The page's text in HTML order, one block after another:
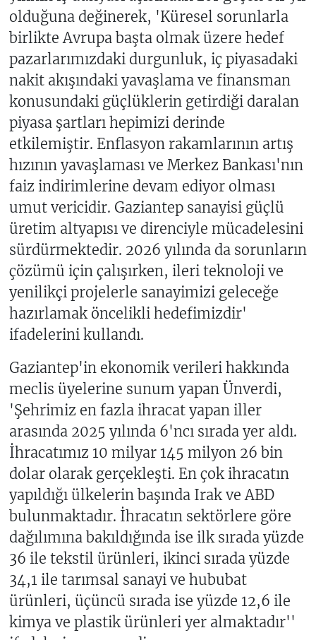
olduğuna değinerek, 'Küresel sorunlarla
birlikte Avrupa başta olmak üzere hedef
pazarlarımızdaki durgunluk, iç piyasadaki
nakit akışındaki yavaşlama ve finansman
konusundaki güçlüklerin getirdiği daralan
piyasa şartları hepimizi derinde
etkilemiştir. Enflasyon rakamlarının artış
hızının yavaşlaması ve Merkez Bankası'nın
faiz indirimlerine devam ediyor olması
umut vericidir. Gaziantep sanayisi güçlü
üretim altyapısı ve direnciyle mücadelesini
sürdürmektedir. 2026 yılında da sorunların
çözümü için çalışırken, ileri teknoloji ve
yenilikçi projelerle sanayimizi geleceğe
hazırlamak öncelikli hedefimizdir'
ifadelerini kullandı.
Gaziantep'in ekonomik verileri hakkında
meclis üyelerine sunum yapan Ünverdi,
'Şehrimiz en fazla ihracat yapan iller
arasında 2025 yılında 6'ncı sırada yer aldı.
İhracatımız 10 milyar 145 milyon 26 bin
dolar olarak gerçekleşti. En çok ihracatın
yapıldığı ülkelerin başında Irak ve ABD
bulunmaktadır. İhracatın sektörlere göre
dağılımına bakıldığında ise ilk sırada yüzde
36 ile tekstil ürünleri, ikinci sırada yüzde
34,1 ile tarımsal sanayi ve hububat
ürünleri, üçüncü sırada ise yüzde 12,6 ile
kimya ve plastik ürünleri yer almaktadır''